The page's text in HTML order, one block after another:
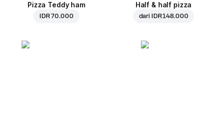
Pizza Teddy ham
IDR 70.000
Half & half pizza
dari IDR 148.000